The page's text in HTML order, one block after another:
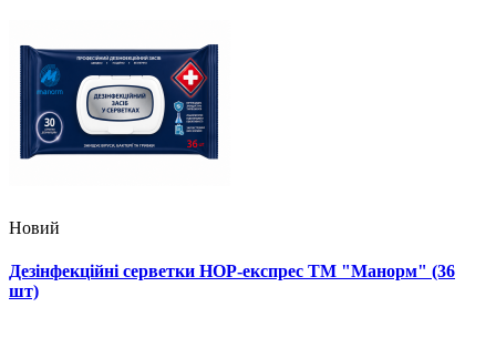
Новий
Дезінфекційні серветки НОР-експрес ТМ "Манорм" (36
шт)